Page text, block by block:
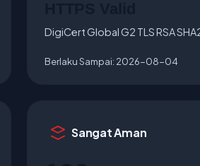
DigiCert Global G2 TLS RSA
Berlaku Sampai: 2026-08-04
Sangat Aman